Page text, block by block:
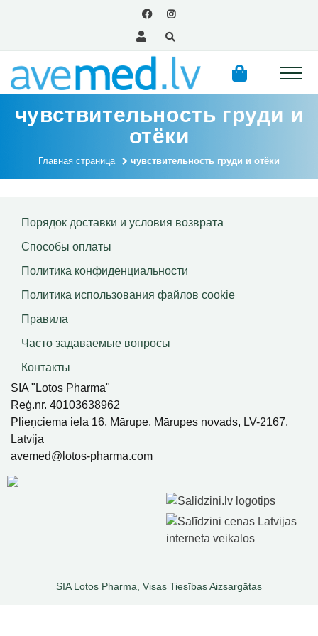
чувствительность груди и
отёки
Главная страница чувствительность груди и отёки
Порядок доставки и условия возврата
Способы оплаты
Политика конфиденциальности
Политика использования файлов сookie
Правила
Часто задаваемые вопросы
Контакты
SIA "Lotos Pharma"
Reģ.nr. 40103638962
Plieņciema iela 16, Mārupe, Mārupes novads, LV-2167,
Latvija
avemed@lotos-pharma.com
SIA Lotos Pharma, Visas Tiesības Aizsargātas